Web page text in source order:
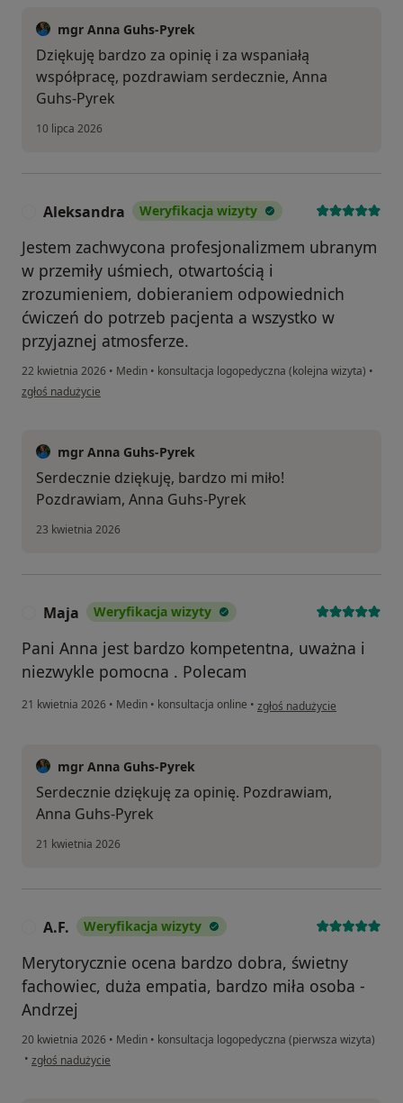
mgr Anna Guhs-Pyrek
Dziękuję bardzo za opinię i za wspaniałą
współpracę, pozdrawiam serdecznie, Anna
Guhs-Pyrek
10 lipca 2026
Aleksandra Weryfikacja wizyty
Jestem zachwycona profesjonalizmem ubranym
w przemiły uśmiech, otwartością i
zrozumieniem, dobieraniem odpowiednich
ćwiczeń do potrzeb pacjenta a wszystko w
przyjaznej atmosferze.
22 kwietnia 2026 • Medin • konsultacja logopedyczna (kolejna wizyta) •
w opinii użytkownika Aleksandra
zgłoś nadużycie
mgr Anna Guhs-Pyrek
Serdecznie dziękuję, bardzo mi miło!
Pozdrawiam, Anna Guhs-Pyrek
23 kwietnia 2026
Maja Weryfikacja wizyty
Pani Anna jest bardzo kompetentna, uważna i
niezwykle pomocna . Polecam
21 kwietnia 2026 • Medin • konsultacja online • w opinii użytkownika Maja
zgłoś nadużycie
mgr Anna Guhs-Pyrek
Serdecznie dziękuję za opinię. Pozdrawiam,
Anna Guhs-Pyrek
21 kwietnia 2026
A.F. Weryfikacja wizyty
Merytorycznie ocena bardzo dobra, świetny
fachowiec, duża empatia, bardzo miła osoba -
Andrzej
20 kwietnia 2026 • Medin • konsultacja logopedyczna (pierwsza wizyta)
• w opinii użytkownika A.F.
zgłoś nadużycie